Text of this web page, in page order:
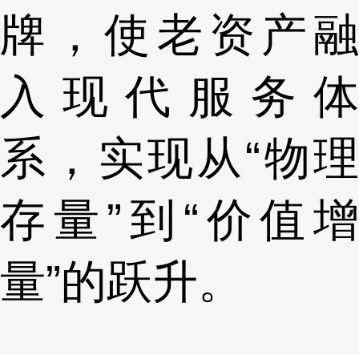
牌，使老资产融
入现代服务体
系，实现从“物理
存量”到“价值增
量”的跃升。